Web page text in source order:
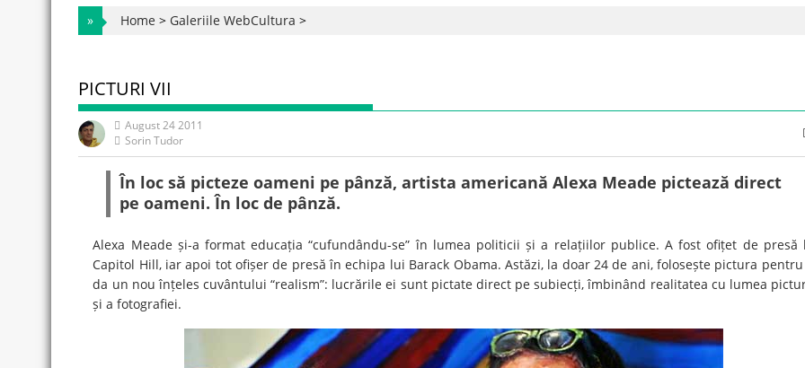
» Home > Galeriile WebCultura >
PICTURI VII
August 24 2011
Sorin Tudor
În loc să picteze oameni pe pânză, artista americană Alexa Meade pictează direct
pe oameni. În loc de pânză.
Alexa Meade și-a format educația “cufundându-se” în lumea politicii și a relațiilor publice. A fost ofițet de presă
Capitol Hill, iar apoi tot ofișer de presă în echipa lui Barack Obama. Astăzi, la doar 24 de ani, folosește pictura pentru
da un nou înțeles cuvântului “realism”: lucrările ei sunt pictate direct pe subiecți, îmbinând realitatea cu lumea
și a fotografiei.